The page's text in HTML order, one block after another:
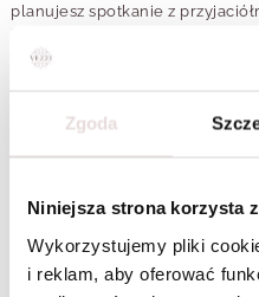
Zgoda
Niniejsza strona korzysta
Wykorzystujemy pliki
i reklam, aby oferować
planujesz spotkanie z
charakteru zarówno
Kolczyki krzyżyki od Vezzi to
Dzięki nim każde Twoje
Doskonale komponują się z
kreacje. Postaw na biżuterię,
naszej oferty już dziś!